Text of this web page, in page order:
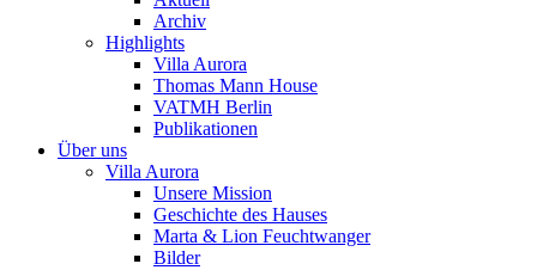
Archiv
Highlights
Villa Aurora
Thomas Mann House
VATMH Berlin
Publikationen
Über uns
Villa Aurora
Unsere Mission
Geschichte des Hauses
Marta & Lion Feuchtwanger
Bilder